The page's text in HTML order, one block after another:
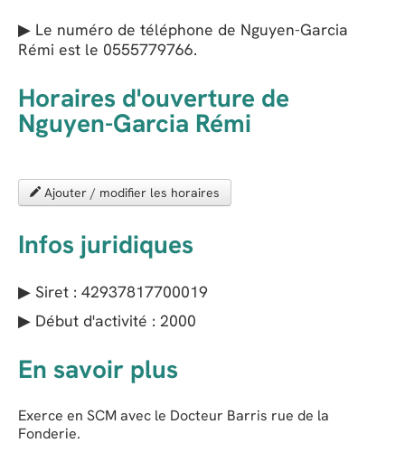
▶ Le numéro de téléphone de Nguyen-Garcia
Rémi est le 0555779766.
Horaires d'ouverture de
Nguyen-Garcia Rémi
Ajouter / modifier les horaires
Infos juridiques
▶ Siret : 42937817700019
▶ Début d'activité : 2000
En savoir plus
Exerce en SCM avec le Docteur Barris rue de la
Fonderie.